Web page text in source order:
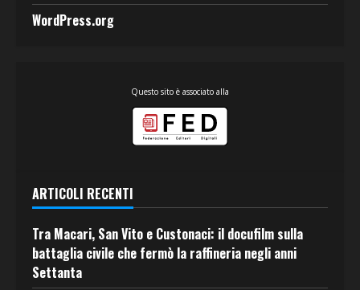
WordPress.org
Questo sito è associato alla
ARTICOLI RECENTI
Tra Macari, San Vito e Custonaci: il docufilm sulla
battaglia civile che fermò la raffineria negli anni
Settanta